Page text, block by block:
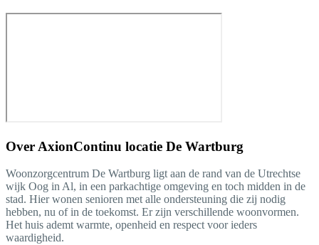
Over AxionContinu locatie De Wartburg
Woonzorgcentrum De Wartburg ligt aan de rand van de Utrechtse
wijk Oog in Al, in een parkachtige omgeving en toch midden in de
stad. Hier wonen senioren met alle ondersteuning die zij nodig
hebben, nu of in de toekomst. Er zijn verschillende woonvormen.
Het huis ademt warmte, openheid en respect voor ieders
waardigheid.